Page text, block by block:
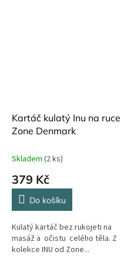
Kartáč kulatý Inu na ruce
Zone Denmark
Skladem (2 ks)
379 Kč
Do košíku
Kulatý kartáč bez rukojeti na
masáž a očistu celého těla. Z
kolekce INU od Zone...